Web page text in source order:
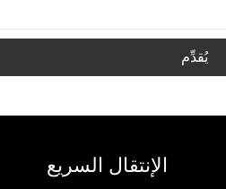
يُقدِّم
الإنتقال السريع